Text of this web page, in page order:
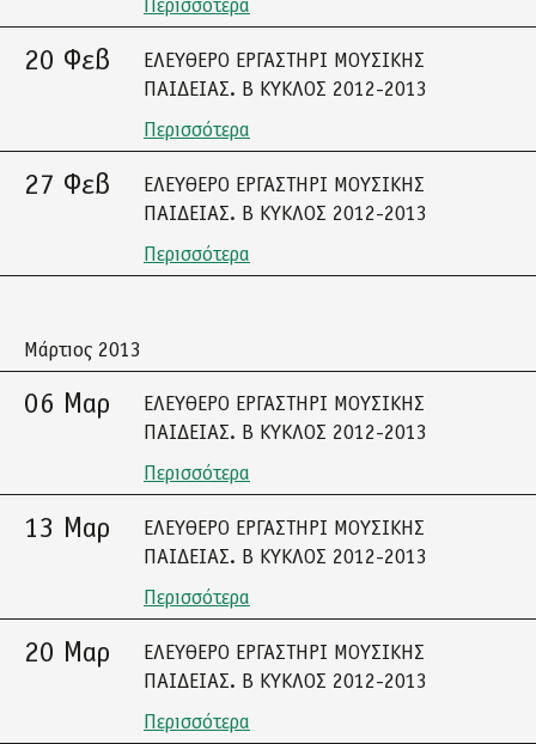
Περισσότερα
20 Φεβ
ΕΛΕΥΘΕΡΟ ΕΡΓΑΣΤΗΡΙ ΜΟΥΣΙΚΗΣ
ΠΑΙΔΕΙΑΣ. Β ΚΥΚΛΟΣ 2012-2013
Περισσότερα
27 Φεβ
ΕΛΕΥΘΕΡΟ ΕΡΓΑΣΤΗΡΙ ΜΟΥΣΙΚΗΣ
ΠΑΙΔΕΙΑΣ. Β ΚΥΚΛΟΣ 2012-2013
Περισσότερα
Μάρτιος 2013
06 Μαρ
ΕΛΕΥΘΕΡΟ ΕΡΓΑΣΤΗΡΙ ΜΟΥΣΙΚΗΣ
ΠΑΙΔΕΙΑΣ. Β ΚΥΚΛΟΣ 2012-2013
Περισσότερα
13 Μαρ
ΕΛΕΥΘΕΡΟ ΕΡΓΑΣΤΗΡΙ ΜΟΥΣΙΚΗΣ
ΠΑΙΔΕΙΑΣ. Β ΚΥΚΛΟΣ 2012-2013
Περισσότερα
20 Μαρ
ΕΛΕΥΘΕΡΟ ΕΡΓΑΣΤΗΡΙ ΜΟΥΣΙΚΗΣ
ΠΑΙΔΕΙΑΣ. Β ΚΥΚΛΟΣ 2012-2013
Περισσότερα